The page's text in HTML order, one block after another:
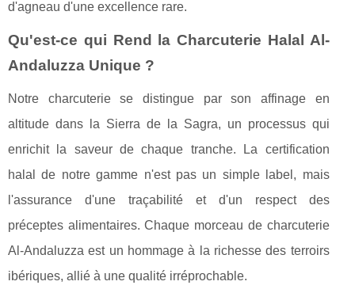
d'agneau d'une excellence rare.
Qu'est-ce qui Rend la Charcuterie Halal Al-
Andaluzza Unique ?
Notre charcuterie se distingue par son affinage en
altitude dans la Sierra de la Sagra, un processus qui
enrichit la saveur de chaque tranche. La certification
halal de notre gamme n'est pas un simple label, mais
l'assurance d'une traçabilité et d'un respect des
préceptes alimentaires. Chaque morceau de charcuterie
Al-Andaluzza est un hommage à la richesse des terroirs
ibériques, allié à une qualité irréprochable.